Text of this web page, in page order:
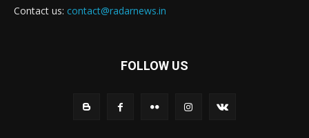
Contact us: contact@radarnews.in
FOLLOW US